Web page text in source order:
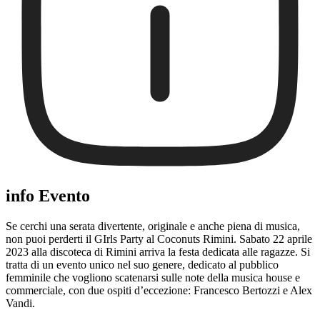
info Evento
Se cerchi una serata divertente, originale e anche piena di musica,
non puoi perderti il GIrls Party al Coconuts Rimini. Sabato 22 aprile
2023 alla discoteca di Rimini arriva la festa dedicata alle ragazze. Si
tratta di un evento unico nel suo genere, dedicato al pubblico
femminile che vogliono scatenarsi sulle note della musica house e
commerciale, con due ospiti d’eccezione: Francesco Bertozzi e Alex
Vandi.